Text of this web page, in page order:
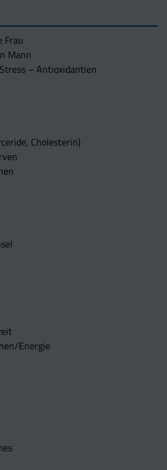
Frau
Mann
– Antioxidantien
Cholesterin)
Energie